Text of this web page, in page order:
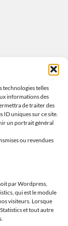
technologies telles
informations des
de traiter des
ID uniques sur ce site.
un portrait général
ou revendues
par Wordpress,
qui est le module
visiteurs. Lorsque
et tout autre
que lui et lui
de tout problème